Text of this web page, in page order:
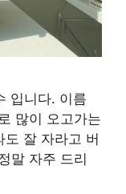
입니다. 이름
많이 오고가는
잘 자라고 버
말 자주 드리